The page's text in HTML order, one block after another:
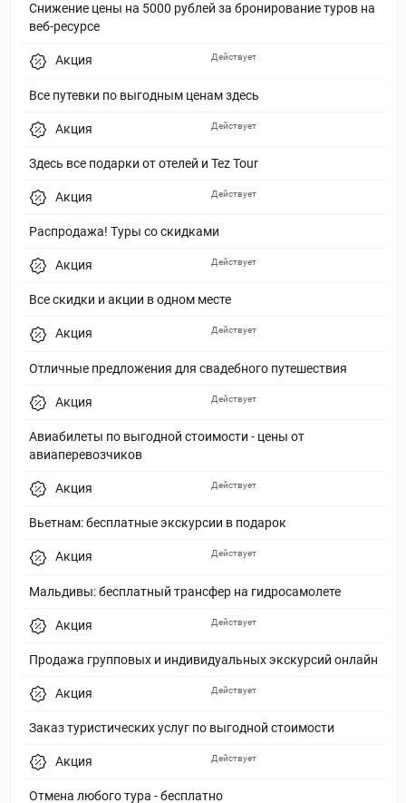
Снижение цены на 5000 рублей за бронирование туров на
веб-ресурсе
Акция
Все путевки по выгодным ценам здесь
Действует
Акция
Здесь все подарки от отелей и Tez Tour
Действует
Акция
Распродажа! Туры со скидками
Действует
Акция
Все скидки и акции в одном месте
Действует
Акция
Отличные предложения для свадебного путешествия
Действует
Акция
Авиабилеты по выгодной стоимости - цены от
авиаперевозчиков
Действует
Акция
Вьетнам: бесплатные экскурсии в подарок
Действует
Акция
Мальдивы: бесплатный трансфер на гидросамолете
Действует
Акция
Продажа групповых и индивидуальных экскурсий онлайн
Действует
Акция
Заказ туристических услуг по выгодной стоимости
Действует
Акция
Отмена любого тура - бесплатно
Действует